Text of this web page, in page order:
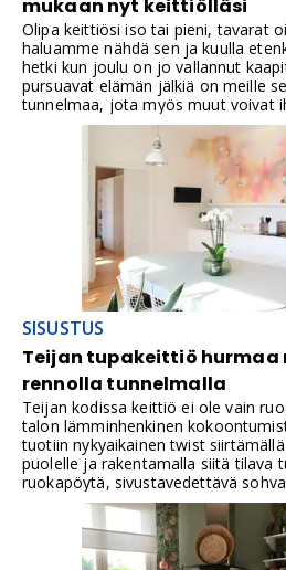
mukaan nyt keittiölläsi
Olipa keittiösi iso tai pieni, tavarat
haluamme nähdä sen ja kuulla
hetki kun joulu on jo vallannut
pursuavat elämän jälkiä on meille
tunnelmaa, jota myös muut voivat
sellaisena kuin olet – täydellisyyttä
voi olla juuri se juttu, joka hurmaa
SISUSTUS
Teijan tupakeittiö hurmaa
rennolla tunnelmalla
Teijan kodissa keittiö ei ole vain
talon lämminhenkinen
tuotiin nykyaikainen twist
puolelle ja rakentamalla siitä tilava
ruokapöytä, sivustavedettävä
elävät sulassa sovussa.
integrointi piilottaa koneet ja
tilalle persoonallisen ilmeen. Tämä
valmistuu ja ystävät viihtyvät.